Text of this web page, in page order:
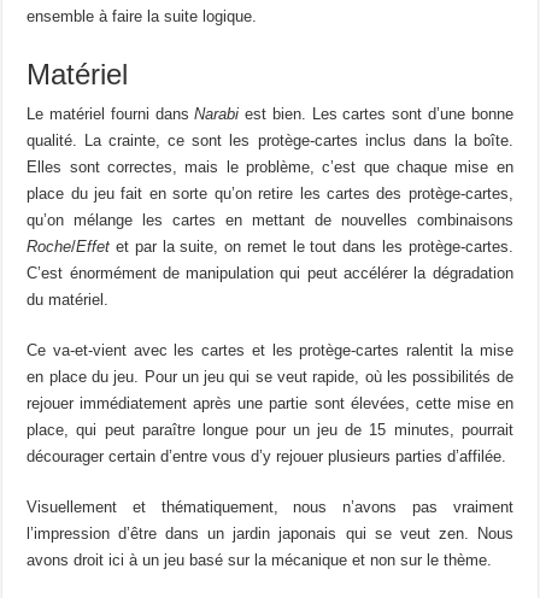
ensemble à faire la suite logique.
Matériel
Le matériel fourni dansNarabi est bien. Les cartes sont d’une bonne
qualité. La crainte, ce sont les protège-cartes inclus dans la boîte.
Elles sont correctes, mais le problème, c’est que chaque mise en
place du jeu fait en sorte qu’on retire les cartes des protège-cartes,
qu’on mélange les cartes en mettant de nouvelles combinaisons
Roche/Effet et par la suite, on remet le tout dans les protège-cartes.
C’est énormément de manipulation qui peut accélérer la dégradation
du matériel.
Ce va-et-vient avec les cartes et les protège-cartes ralentit la mise
en place du jeu. Pour un jeu qui se veut rapide, où les possibilités de
rejouer immédiatement après une partie sont élevées, cette mise en
place, qui peut paraître longue pour un jeu de 15 minutes, pourrait
décourager certain d’entre vous d’y rejouer plusieurs parties d’affilée.
Visuellement et thématiquement, nous n’avons pas vraiment
l’impression d’être dans un jardin japonais qui se veut zen. Nous
avons droit ici à un jeu basé sur la mécanique et non sur le thème.